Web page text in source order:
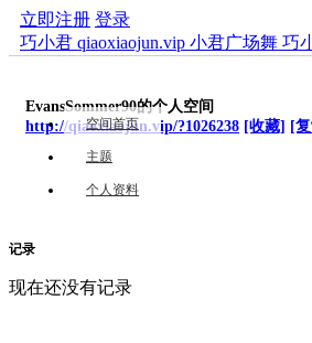
立即注册 登录
巧小君 qiaoxiaojun.vip 小君广场舞 巧
EvansSommer90的个人空间
http://qiaoxiaojun.vip/?1026238 [收藏] [
空间首页
主题
个人资料
记录
现在还没有记录